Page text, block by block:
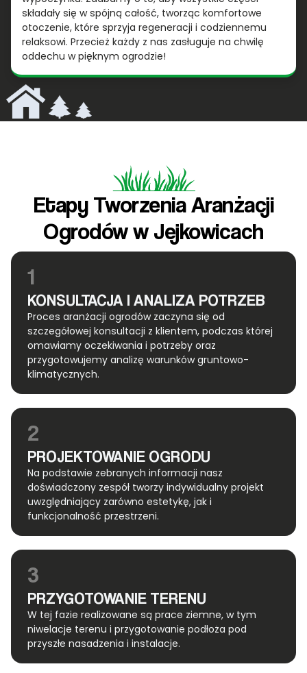
składały się w spójną całość, tworząc komfortowe
otoczenie, które sprzyja regeneracji i codziennemu
relaksowi. Przecież każdy z nas zasługuje na chwilę
oddechu w pięknym ogrodzie!
Etapy Tworzenia Aranżacji
Ogrodów w Jejkowicach
1
KONSULTACJA I ANALIZA POTRZEB
Proces aranżacji ogrodów zaczyna się od
szczegółowej konsultacji z klientem, podczas której
omawiamy oczekiwania i potrzeby oraz
przygotowujemy analizę warunków gruntowo-
klimatycznych.
2
PROJEKTOWANIE OGRODU
Na podstawie zebranych informacji nasz
doświadczony zespół tworzy indywidualny projekt
uwzględniający zarówno estetykę, jak i
funkcjonalność przestrzeni.
3
PRZYGOTOWANIE TERENU
W tej fazie realizowane są prace ziemne, w tym
niwelacje terenu i przygotowanie podłoża pod
przyszłe nasadzenia i instalacje.